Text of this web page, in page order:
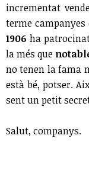
incrementat
terme
1906 ha
la més que
no tenen la fama
està bé, potser.
sent un petit
Salut, companys.